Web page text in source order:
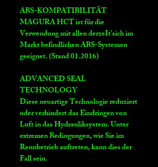
ABS-KOMPATIBILITÄT
MAGURA HCT ist für die
Verwendung mit allen derzeIt'sich im
Markt befindlichen ABS-Systemen
geeignet. (Stand 01.2016)
ADVANCED SEAL
TECHNOLOGY
Diese neuartige Technologie reduziert
oder verhindert das Eindringen von
Luft in das Hydrauliksystem. Unter
extremen Bedingungen, wie Sie im
Rennbetrieb auftreten, kann dies der
Fall sein.